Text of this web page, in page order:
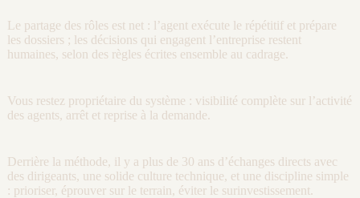
Le partage des rôles est net : l’agent exécute le répétitif et prépare
les dossiers ; les décisions qui engagent l’entreprise restent
humaines, selon des règles écrites ensemble au cadrage.
Vous restez propriétaire du système : visibilité complète sur l’activité
des agents, arrêt et reprise à la demande.
Derrière la méthode, il y a plus de 30 ans d’échanges directs avec
des dirigeants, une solide culture technique, et une discipline simple
: prioriser, éprouver sur le terrain, éviter le surinvestissement.